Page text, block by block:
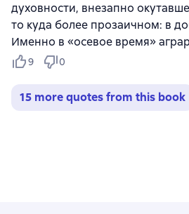
духовности, внезапно
то куда более прозаичном: в
Именно в «осевое время»
9 0
15 more quotes from this book